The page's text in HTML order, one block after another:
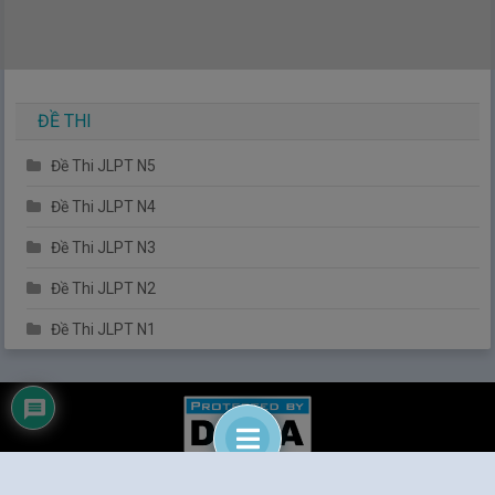
ĐỀ THI
Đề Thi JLPT N5
Đề Thi JLPT N4
Đề Thi JLPT N3
Đề Thi JLPT N2
Đề Thi JLPT N1